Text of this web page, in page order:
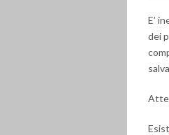
E’
dei